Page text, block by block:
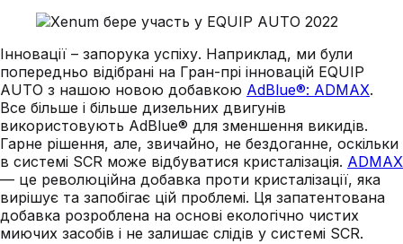
Інновації – запорука успіху. Наприклад, ми були
попередньо відібрані на Гран-прі інновацій EQUIP
AUTO з нашою новою добавкою AdBlue®: ADMAX.
Все більше і більше дизельних двигунів
використовують AdBlue® для зменшення викидів.
Гарне рішення, але, звичайно, не бездоганне, оскільки
в системі SCR може відбуватися кристалізація. ADMAX
— це революційна добавка проти кристалізації, яка
вирішує та запобігає цій проблемі. Ця запатентована
добавка розроблена на основі екологічно чистих
миючих засобів і не залишає слідів у системі SCR.